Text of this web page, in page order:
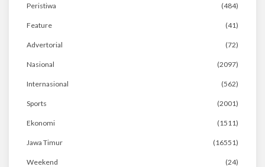
Peristiwa (484)
Feature (41)
Advertorial (72)
Nasional (2097)
Internasional (562)
Sports (2001)
Ekonomi (1511)
Jawa Timur (16551)
Weekend (24)